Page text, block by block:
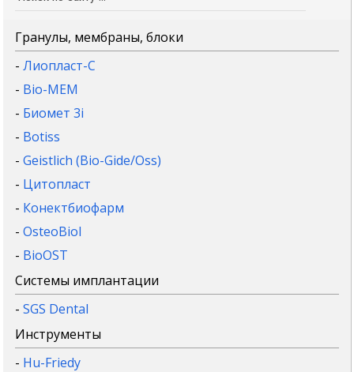
Гранулы, мембраны, блоки
-Лиопласт-С
- Bio-MEM
- Биомет 3i
- Botiss
-Geistlich (Bio-Gide/Oss)
- Цитопласт
- Конектбиофарм
-OsteoBiol
- BioOST
Системы имплантации
-SGS Dental
Инструменты
- Hu-Friedy